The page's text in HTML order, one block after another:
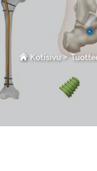
Kotisivu>